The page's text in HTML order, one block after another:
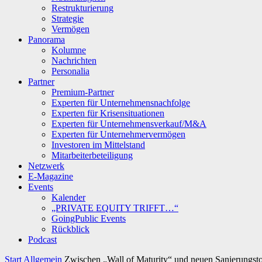
Restrukturierung
Strategie
Vermögen
Panorama
Kolumne
Nachrichten
Personalia
Partner
Premium-Partner
Experten für Unternehmensnachfolge
Experten für Krisensituationen
Experten für Unternehmensverkauf/M&A
Experten für Unternehmervermögen
Investoren im Mittelstand
Mitarbeiterbeteiligung
Netzwerk
E-Magazine
Events
Kalender
„PRIVATE EQUITY TRIFFT…“
GoingPublic Events
Rückblick
Podcast
Start Allgemein Zwischen „Wall of Maturity“ und neuen